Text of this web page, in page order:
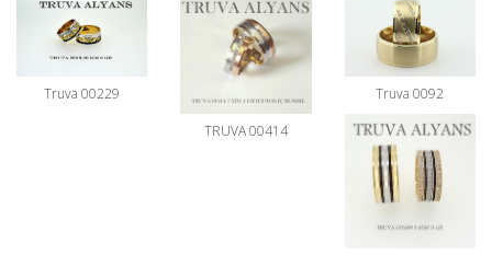
Truva 00229
TRUVA 00414
Truva 0092